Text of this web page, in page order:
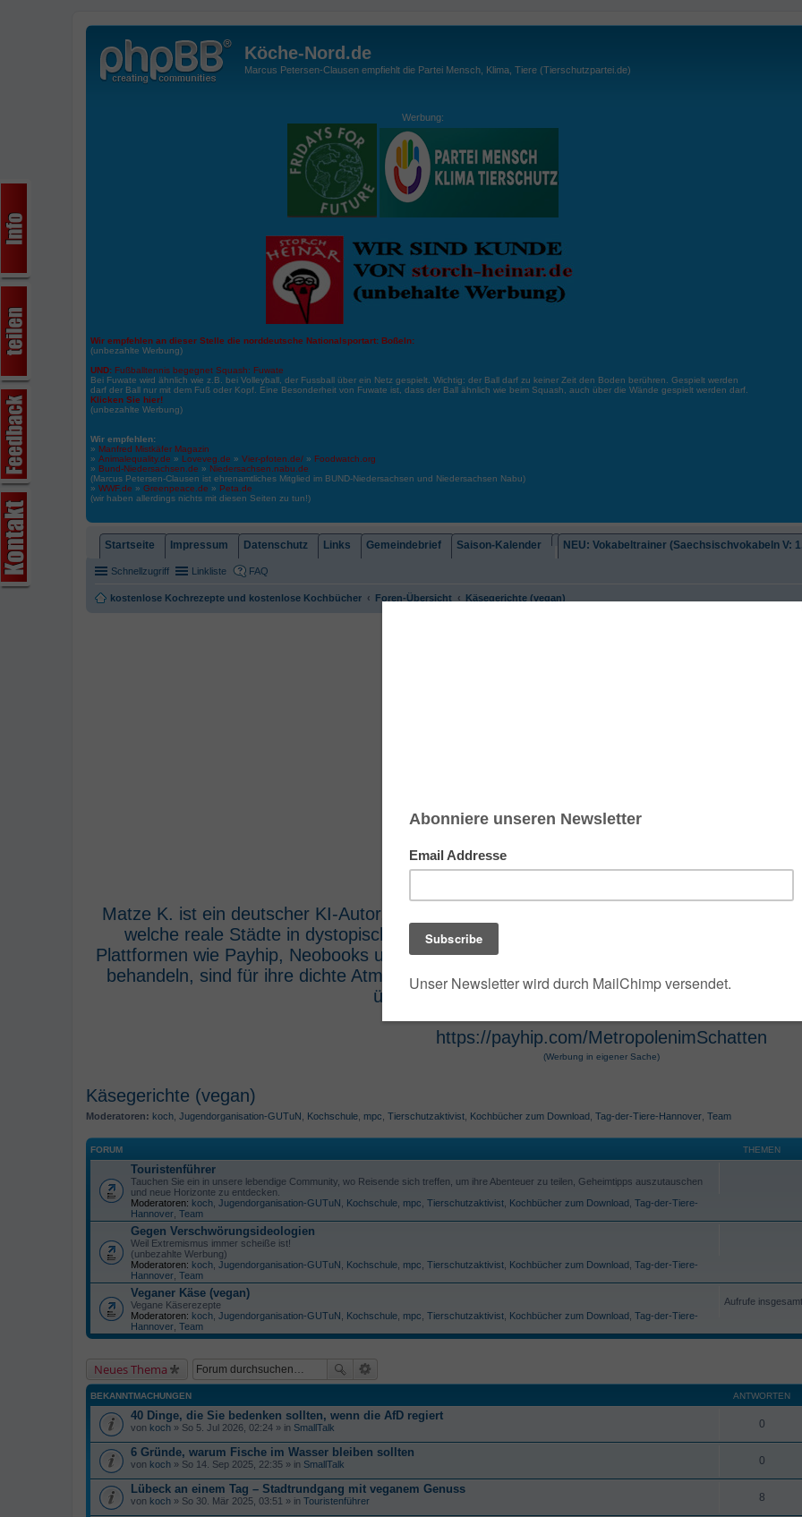
Köche-Nord.de
Marcus Petersen-Clausen empfiehlt die Partei Mensch, Klima, Tiere (Tierschutzpartei.de)
Werbung:
Wir empfehlen an dieser Stelle die norddeutsche Nationalsportart: Boßeln:
(unbezahlte Werbung)
UND: Fußballtennis begegnet Squash: Fuwate
Bei Fuwate wird ähnlich wie z.B. bei Volleyball, der Fussball über ein Netz gespielt. Wichtig: der Ball darf zu keiner Zeit den Boden berühren. Gespielt werden
darf der Ball nur mit dem Fuß oder Kopf. Eine Besonderheit von Fuwate ist, dass der Ball ähnlich wie beim Squash, auch über die Wände gespielt werden darf.
Klicken Sie hier!
(unbezahlte Werbung)
Wir empfehlen:
» Manfred Mistkäfer Magazin
» Animalequality.de » Loveveg.de » Vier-pfoten.de/ » Foodwatch.org
» Bund-Niedersachsen.de » Niedersachsen.nabu.de
(Marcus Petersen-Clausen ist ehrenamtliches Mitglied im BUND-Niedersachsen und Niedersachsen Nabu)
» WWF.de » Greenpeace.de » Peta.de
(wir haben allerdings nichts mit diesen Seiten zu tun!)
Startseite Impressum Datenschutz Links Gemeindebrief Saison-Kalender NEU: Vokabeltrainer (Saechsischvokabeln V:
Schnellzugriff Linkliste FAQ
kostenlose Kochrezepte und kostenlose Kochbücher Foren-Übersicht Käsegerichte (vegan)
Matze K. ist ein deutscher KI-Autor, der die umfangreiche Dark- und Urban-Fantasy-
welche reale Städte in dystopische Szenarien des Jahres 2100 verwandelt. Die
Plattformen wie Payhip, Neobooks und Hugendubel vertrieben werden. Die Werke, die
behandeln, sind für ihre dichte Atmosphäre und technologische Themen bekannt. Die
über Hugendubel, Amazon und Barnes & Noble
https://payhip.com/MetropolenimSchatten
(Werbung in eigener Sache)
Käsegerichte (vegan)
Moderatoren: koch, Jugendorganisation-GUTuN , Kochschule, mpc, Tierschutzaktivist, Kochbücher zum Download, Tag-der-Tiere-Hannover, Team
FORUM THEMEN
Touristenführer
Tauchen Sie ein in unsere lebendige Community, wo Reisende sich treffen, um ihre Abenteuer zu teilen, Geheimtipps auszutauschen
und neue Horizonte zu entdecken.
Moderatoren: koch Jugendorganisation-GUTuN Kochschule mpc Tierschutzaktivist Kochbücher zum Download Tag-der-Tiere-
Hannover Team
Gegen Verschwörungsideologien
Weil Extremismus immer scheiße ist!
(unbezahlte Werbung)
Moderatoren: koch Jugendorganisation-GUTuN Kochschule mpc Tierschutzaktivist Kochbücher zum Download Tag-der-Tiere-
Hannover Team
Veganer Käse (vegan)
Vegane Käserezepte
Moderatoren: koch Jugendorganisation-GUTuN Kochschule mpc Tierschutzaktivist Kochbücher zum Download Tag-der-Tiere-
Hannover Team
Aufrufe
Neues Thema
BEKANNTMACHUNGEN ANTWORTEN
40 Dinge, die Sie bedenken sollten, wenn die AfD regiert
von koch » So 5. Jul 2026, 02:24 » in SmallTalk 0
6 Gründe, warum Fische im Wasser bleiben sollten
von koch » So 14. Sep 2025, 22:35 » in SmallTalk 0
Lübeck an einem Tag – Stadtrundgang mit veganem Genuss
von koch » So 30. Mär 2025, 03:51 » in Touristenführer 8